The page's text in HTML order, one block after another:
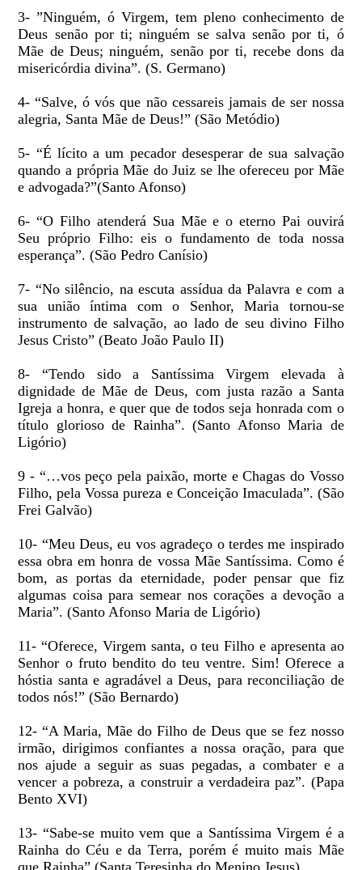
3- ”Ninguém, ó Virgem, tem pleno conhecimento de
Deus senão por ti; ninguém se salva senão por ti, ó
Mãe de Deus; ninguém, senão por ti, recebe dons da
misericórdia divina”. (S. Germano)
4- “Salve, ó vós que não cessareis jamais de ser nossa
alegria, Santa Mãe de Deus!” (São Metódio)
5- “É lícito a um pecador desesperar de sua salvação
quando a própria Mãe do Juiz se lhe ofereceu por Mãe
e advogada?”(Santo Afonso)
6- “O Filho atenderá Sua Mãe e o eterno Pai ouvirá
Seu próprio Filho: eis o fundamento de toda nossa
esperança”. (São Pedro Canísio)
7- “No silêncio, na escuta assídua da Palavra e com a
sua união íntima com o Senhor, Maria tornou-se
instrumento de salvação, ao lado de seu divino Filho
Jesus Cristo” (Beato João Paulo II)
8- “Tendo sido a Santíssima Virgem elevada à
dignidade de Mãe de Deus, com justa razão a Santa
Igreja a honra, e quer que de todos seja honrada com o
título glorioso de Rainha”. (Santo Afonso Maria de
Ligório)
9 - “…vos peço pela paixão, morte e Chagas do Vosso
Filho, pela Vossa pureza e Conceição Imaculada”. (São
Frei Galvão)
10- “Meu Deus, eu vos agradeço o terdes me inspirado
essa obra em honra de vossa Mãe Santíssima. Como é
bom, as portas da eternidade, poder pensar que fiz
algumas coisa para semear nos corações a devoção a
Maria”. (Santo Afonso Maria de Ligório)
11- “Oferece, Virgem santa, o teu Filho e apresenta ao
Senhor o fruto bendito do teu ventre. Sim! Oferece a
hóstia santa e agradável a Deus, para reconciliação de
todos nós!” (São Bernardo)
12- “A Maria, Mãe do Filho de Deus que se fez nosso
irmão, dirigimos confiantes a nossa oração, para que
nos ajude a seguir as suas pegadas, a combater e a
vencer a pobreza, a construir a verdadeira paz”. (Papa
Bento XVI)
13- “Sabe-se muito vem que a Santíssima Virgem é a
Rainha do Céu e da Terra, porém é muito mais Mãe
que Rainha”.(Santa Teresinha do Menino Jesus)